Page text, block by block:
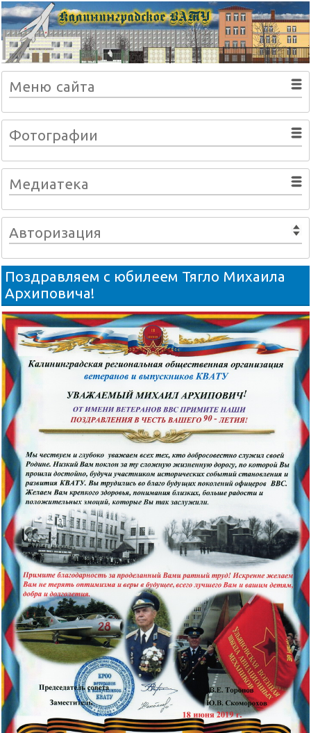
Меню сайта
Фотографии
Медиатека
Авторизация
Поздравляем с юбилеем Тягло Михаила
Архиповича!